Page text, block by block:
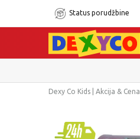
Status porudžbine
Dexy Co Kids | Akcija & Cena